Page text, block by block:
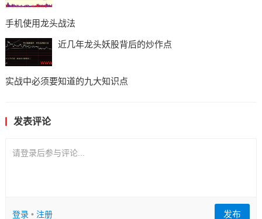
手机使用龙头战法
近几年龙头妖股背后的炒作点
实战中必须要知道的九大知识点
发表评论
请登录后参与评论...
登录• 注册 发布